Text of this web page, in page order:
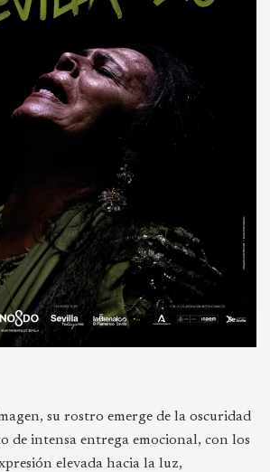
su rostro emerge de la oscuridad
de intensa entrega emocional, con los
elevada hacia la luz,